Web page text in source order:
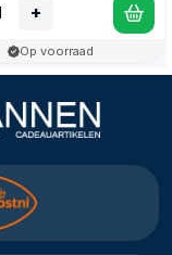
+
Op voorraad